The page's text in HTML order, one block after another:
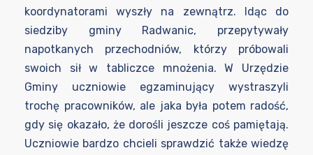
koordynatorami wyszły na zewnątrz. Idąc do
siedziby gminy Radwanic, przepytywały
napotkanych przechodniów, którzy próbowali
swoich sił w tabliczce mnożenia. W Urzędzie
Gminy uczniowie egzaminujący wystraszyli
trochę pracowników, ale jaka była potem radość,
gdy się okazało, że dorośli jeszcze coś pamiętają.
Uczniowie bardzo chcieli sprawdzić także wiedzę